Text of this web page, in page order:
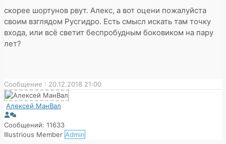
скорее шортунов рвут. Алекс, а вот оцени пожалуйста
своим взглядом Русгидро. Есть смысл искать там точку
входа, или всё светит беспробудным боковиком на пару
лет?
Сообщение : 20.12.2018 21:00
Алексей МанВал
Сообщений: 11633
Illustrious Member Admin